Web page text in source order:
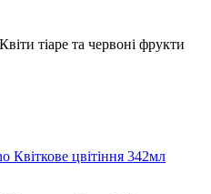
тіаре та червоні фрукти